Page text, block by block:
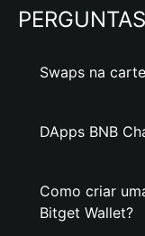
Swaps na
DApps BNB
Como criar
Bitget Wallet?